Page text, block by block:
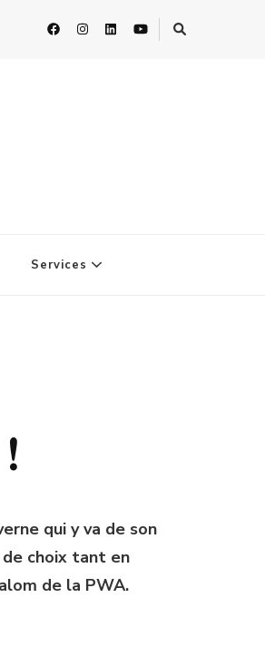
Services
qui y va de son
de choix tant en
de la PWA.